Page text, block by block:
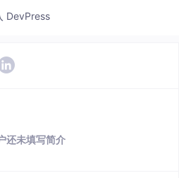
DevPress
还未填写简介